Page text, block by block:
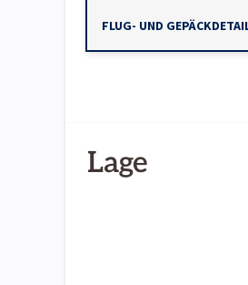
FLUG- UND
Lage